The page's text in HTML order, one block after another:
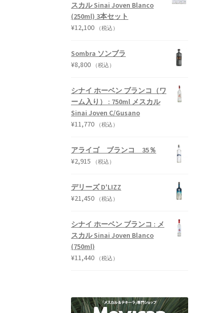
スカル Sinai Joven Blanco
(250ml) 3本セット
¥12,100 （税込）
Sombra ソンブラ
¥8,800 （税込）
シナイ ホーベン ブランコ（ワ
ーム入り） : 750ml メスカル
Sinai Joven C/Gusano
¥11,770 （税込）
アライゴ ブランコ 35％
¥2,915 （税込）
デリーズ D'LIZZ
¥21,450 （税込）
シナイ ホーベン ブランコ : メ
スカル Sinai Joven Blanco
(750ml)
¥11,440 （税込）